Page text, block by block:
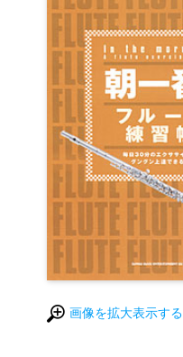
画像を拡大表示する